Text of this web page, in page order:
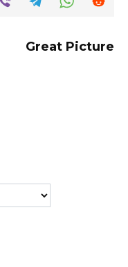
Great Picture